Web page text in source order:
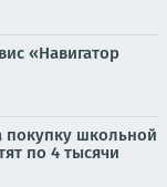
«Навигатор
школьной
по 4 тысячи